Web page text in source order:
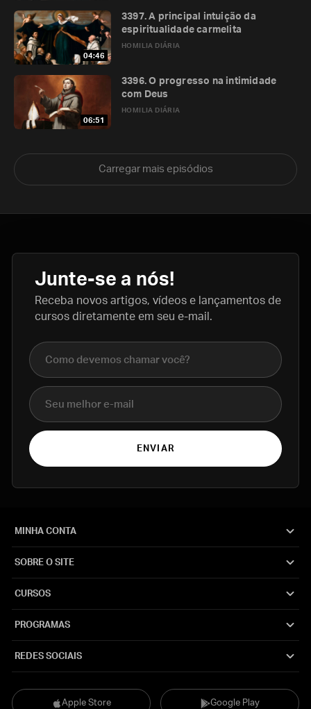
04:46
HOMILIA DIÁRIA
3397. A principal intuição da
espiritualidade carmelita
06:51
HOMILIA DIÁRIA
3396. O progresso na intimidade
com Deus
Carregar mais episódios
Junte-se a nós!
Receba novos artigos, vídeos e lançamentos de
cursos diretamente em seu e-mail.
Nome completo
E-mail
ENVIAR
Apple Store Google Play
MINHA CONTA
SOBRE O SITE
CURSOS
PROGRAMAS
REDES SOCIAIS